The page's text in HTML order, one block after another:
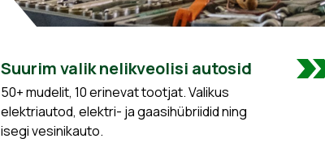
Suurim valik nelikveolisi autosid
50+ mudelit, 10 erinevat tootjat. Valikus
elektriautod, elektri- ja gaasihübriidid ning
isegi vesinikauto.